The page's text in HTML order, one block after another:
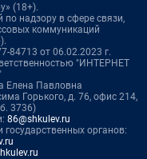
(18+).
надзору в сфере связи,
коммуникаций
84713 от 06.02.2023 г.
"ИНТЕРНЕТ
Елена Павловна
Горького, д. 76, офис 214,
3736)
86@shkulev.ru
органов: